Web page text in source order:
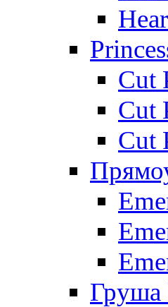
Cut
Cut
Cut
Груша